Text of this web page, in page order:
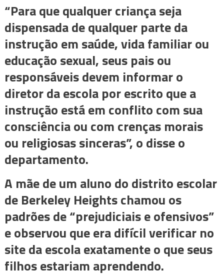
“Para que qualquer criança seja
dispensada de qualquer parte da
instrução em saúde, vida familiar ou
educação sexual, seus pais ou
responsáveis ​​devem informar o
diretor da escola por escrito que a
instrução está em conflito com sua
consciência ou com crenças morais
ou religiosas sinceras”, o disse o
departamento.
A mãe de um aluno do distrito escolar
de Berkeley Heights chamou os
padrões de “prejudiciais e ofensivos”
e observou que era difícil verificar no
site da escola exatamente o que seus
filhos estariam aprendendo.